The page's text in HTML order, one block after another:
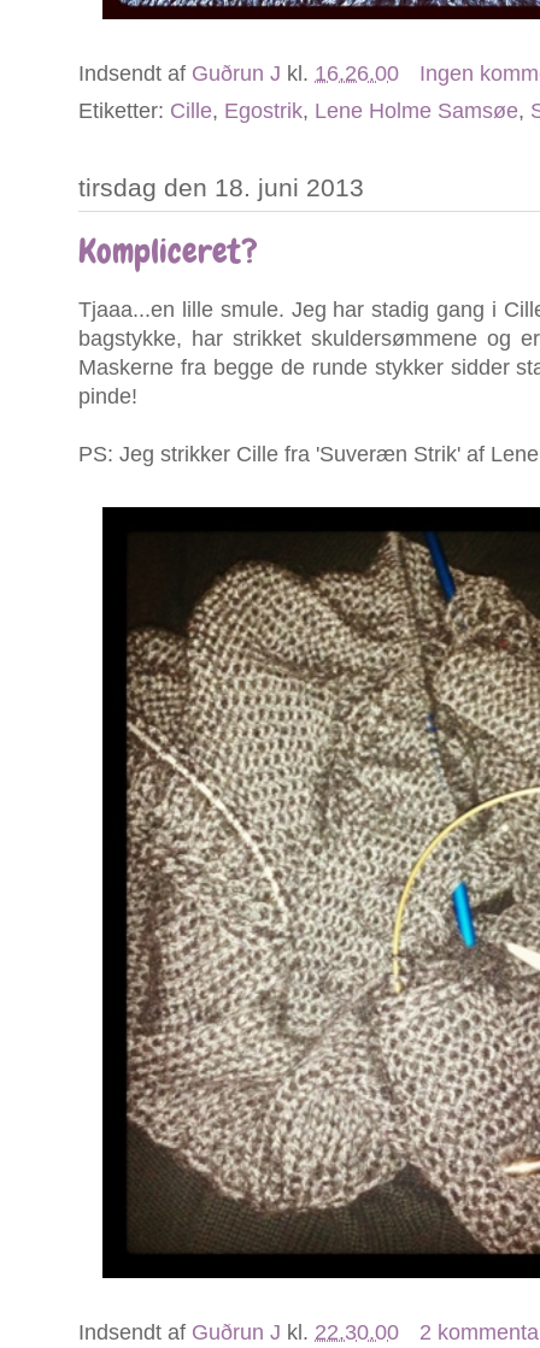
Indsendt af Guðrun J kl. 16.26.00
Ingen
Etiketter: Cille, Egostrik, Lene Holme Samsøe,
tirsdag den 18. juni 2013
Kompliceret?
Tjaaa...en lille smule. Jeg har stadig gang i
bagstykke, har strikket skuldersømmene og
Maskerne fra begge de runde stykker sidder
pinde!
PS: Jeg strikker Cille fra 'Suveræn Strik' af
Indsendt af Guðrun J kl. 22.30.00
2